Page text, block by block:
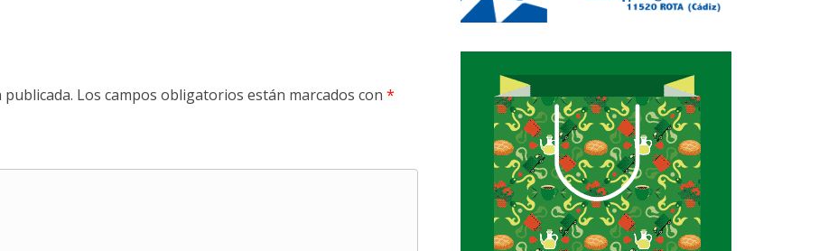
Los campos obligatorios están marcados con *